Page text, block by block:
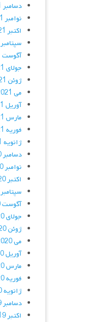
دسامبر 2021
نوامبر 2021
اکتبر 2021
سپتامبر 2021
آگوست 2021
جولای 2021
ژوئن 2021
می 2021
آوریل 2021
مارس 2021
فوریه 2021
ژانویه 2021
دسامبر 2020
نوامبر 2020
اکتبر 2020
سپتامبر 2020
آگوست 2020
جولای 2020
ژوئن 2020
می 2020
آوریل 2020
مارس 2020
فوریه 2020
ژانویه 2020
دسامبر 2019
اکتبر 2019